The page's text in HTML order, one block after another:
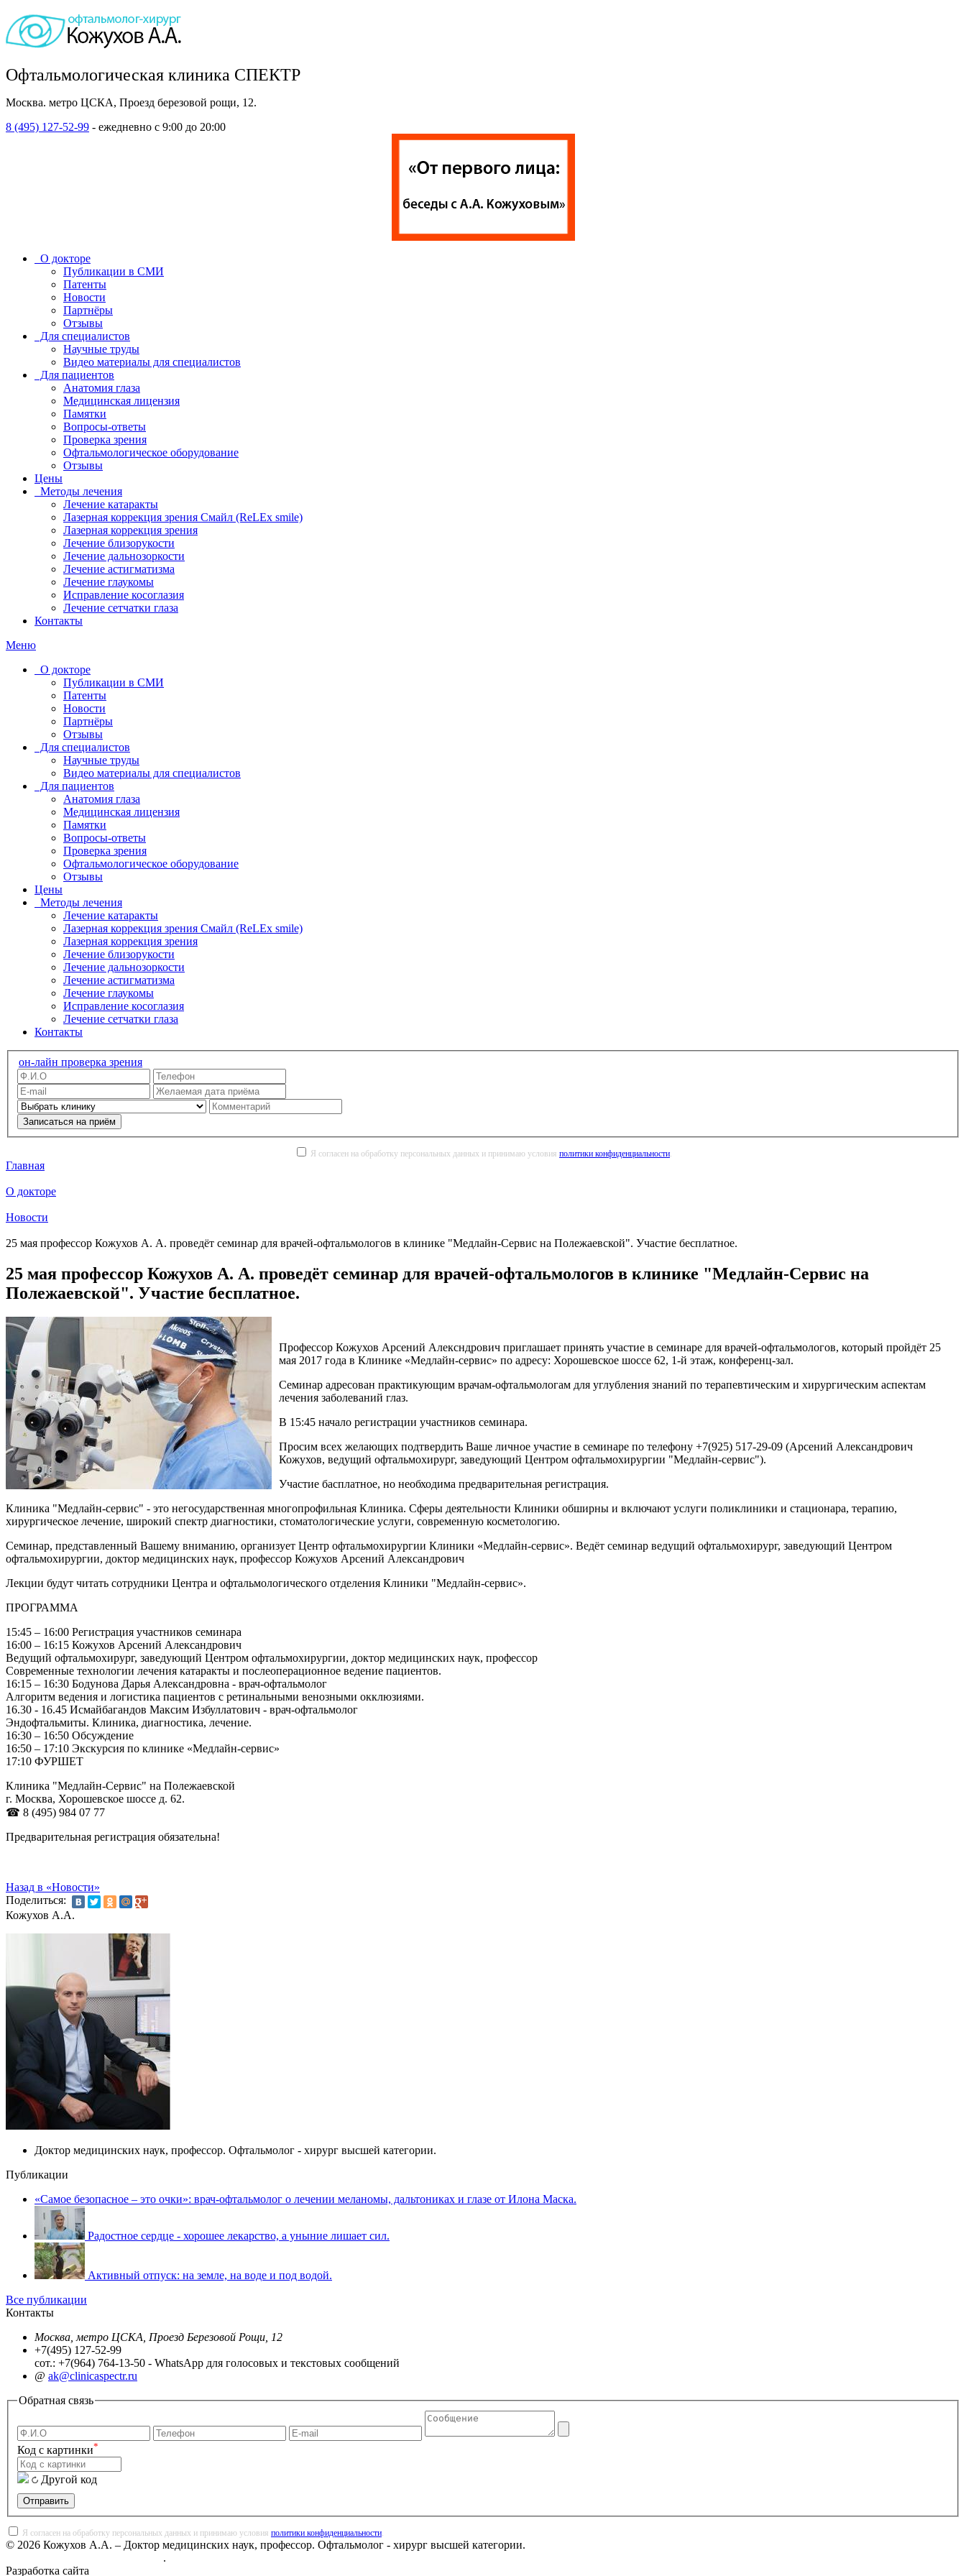
Офтальмологическая клиника СПЕКТР
Москва. метро ЦСКА, Проезд березовой рощи, 12.
8 (495) 127-52-99 - ежедневно с 9:00 до 20:00
О докторе
Публикации в СМИ
Патенты
Новости
Партнёры
Отзывы
Для специалистов
Научные труды
Видео материалы для специалистов
Для пациентов
Анатомия глаза
Медицинская лицензия
Памятки
Вопросы-ответы
Проверка зрения
Офтальмологическое оборудование
Отзывы
Цены
Методы лечения
Лечение катаракты
Лазерная коррекция зрения Смайл (ReLEx smile)
Лазерная коррекция зрения
Лечение близорукости
Лечение дальнозоркости
Лечение астигматизма
Лечение глаукомы
Исправление косоглазия
Лечение сетчатки глаза
Контакты
Меню
О докторе
Публикации в СМИ
Патенты
Новости
Партнёры
Отзывы
Для специалистов
Научные труды
Видео материалы для специалистов
Для пациентов
Анатомия глаза
Медицинская лицензия
Памятки
Вопросы-ответы
Проверка зрения
Офтальмологическое оборудование
Отзывы
Цены
Методы лечения
Лечение катаракты
Лазерная коррекция зрения Смайл (ReLEx smile)
Лазерная коррекция зрения
Лечение близорукости
Лечение дальнозоркости
Лечение астигматизма
Лечение глаукомы
Исправление косоглазия
Лечение сетчатки глаза
Контакты
он-лайн проверка зрения
Записаться на приём
Я согласен на обработку персональных данных и принимаю условия политики конфиденциальности
Главная
О докторе
Новости
25 мая профессор Кожухов А. А. проведёт семинар для врачей-офтальмологов в клинике "Медлайн-Сервис на Полежаевской". Участие бесплатное.
25 мая профессор Кожухов А. А. проведёт семинар для врачей-офтальмологов в клинике "Медлайн-Сервис на
Полежаевской". Участие бесплатное.
Профессор Кожухов Арсений Алексндрович приглашает принять участие в семинаре для врачей-офтальмологов, который пройдёт 25
мая 2017 года в Клинике «Медлайн-сервис» по адресу: Хорошевское шоссе 62, 1-й этаж, конференц-зал.
Семинар адресован практикующим врачам-офтальмологам для углубления знаний по терапевтическим и хирургическим аспектам
лечения заболеваний глаз.
В 15:45 начало регистрации участников семинара.
Просим всех желающих подтвердить Ваше личное участие в семинаре по телефону +7(925) 517-29-09 (Арсений Александрович
Кожухов, ведущий офтальмохирург, заведующий Центром офтальмохирургии "Медлайн-сервис").
Участие басплатное, но необходима предварительная регистрация.
Клиника "Медлайн-сервис" - это негосударственная многопрофильная Клиника. Сферы деятельности Клиники обширны и включают услуги поликлиники и стационара, терапию,
хирургическое лечение, широкий спектр диагностики, стоматологические услуги, современную косметологию.
Семинар, представленный Вашему вниманию, организует Центр офтальмохирургии Клиники «Медлайн-сервис». Ведёт семинар ведущий офтальмохирург, заведующий Центром
офтальмохирургии, доктор медицинских наук, профессор Кожухов Арсений Александрович
Лекции будут читать сотрудники Центра и офтальмологического отделения Клиники "Медлайн-сервис».
ПРОГРАММА
15:45 – 16:00 Регистрация участников семинара
16:00 – 16:15 Кожухов Арсений Александрович
Ведущий офтальмохирург, заведующий Центром офтальмохирургии, доктор медицинских наук, профессор
Современные технологии лечения катаракты и послеоперационное ведение пациентов.
16:15 – 16:30 Бодунова Дарья Александровна - врач-офтальмолог
Алгоритм ведения и логистика пациентов с ретинальными венозными окклюзиями.
16.30 - 16.45 Исмайбагандов Максим Избуллатович - врач-офтальмолог
Эндофтальмиты. Клиника, диагностика, лечение.
16:30 – 16:50 Обсуждение
16:50 – 17:10 Экскурсия по клинике «Медлайн-сервис»
17:10 ФУРШЕТ
Клиника "Медлайн-Сервис" на Полежаевской
г. Москва, Хорошевское шоссе д. 62.
☎ 8 (495) 984 07 77
Предварительная регистрация обязательна!
Назад в «Новости»
Поделиться:
Кожухов А.А.
Доктор медицинских наук, профессор. Офтальмолог - хирург высшей категории.
Публикации
«Самое безопасное – это очки»: врач-офтальмолог о лечении меланомы, дальтониках и глазе от Илона Маска.
Радостное сердце - хорошее лекарство, а уныние лишает сил.
Активный отпуск: на земле, на воде и под водой.
Все публикации
Контакты
Москва, метро ЦСКА, Проезд Березовой Рощи, 12
+7(495) 127-52-99
сот.: +7(964) 764-13-50 - WhatsApp для голосовых и текстовых сообщений
@ ak@clinicaspectr.ru
Обратная связь
Код с картинки*
Другой код
Отправить
Я согласен на обработку персональных данных и принимаю условия политики конфиденциальности.
© 2026 Кожухов А.А. – Доктор медицинских наук, профессор. Офтальмолог - хирург высшей категории.
.
Разработка сайта